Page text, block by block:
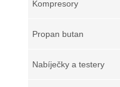
Kompresory
Propan butan
Nabíječky a testery